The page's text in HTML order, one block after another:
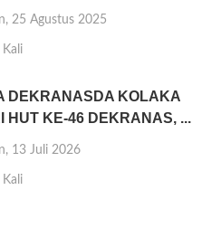
25 Agustus 2025
DEKRANASDA KOLAKA
HUT KE-46 DEKRANAS, ...
13 Juli 2026